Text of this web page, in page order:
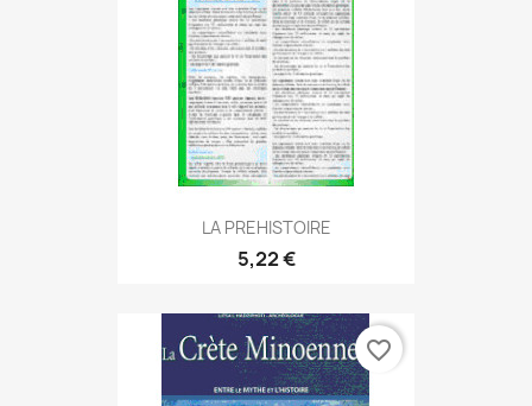
LA PREHISTOIRE
5,22 €
favorite_border